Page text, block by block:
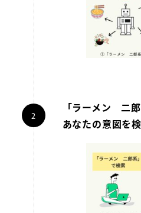
「ラーメン 二
あなたの意図を